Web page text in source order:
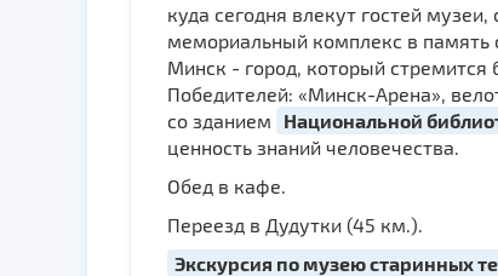
куда сегодня влекут гостей
мемориальный комплекс в память
Минск - город, который
Победителей: «Минск-Арена»,
со зданием
Национальной
ценность знаний человечества.
Обед в кафе.
Переезд в Дудутки (45 км.).
Экскурсия по музею старинных